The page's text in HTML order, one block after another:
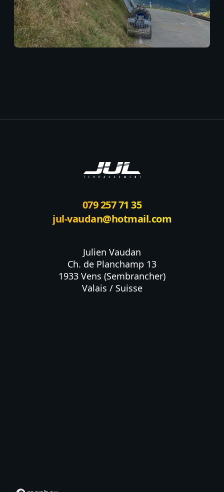
079 257 71 35
jul-vaudan@hotmail.com
Julien Vaudan
Ch. de Planchamp 13
1933 Vens (Sembrancher)
Valais / Suisse